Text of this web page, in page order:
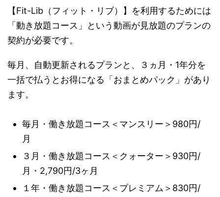
【Fit-Lib（フィット・リブ）】を利用するためには
「動き放題コース」という動画が見放題のプランの
契約が必要です。
毎月、自動更新されるプランと、３ヵ月・1年分を
一括で払うとお得になる「おまとめパック」があり
ます。
毎月・働き放題コース＜マンスリー＞980円/
月
３月・働き放題コース＜クォーター＞930円/
月・2,790円/3ヶ月
１年・働き放題コース＜プレミアム＞830円/